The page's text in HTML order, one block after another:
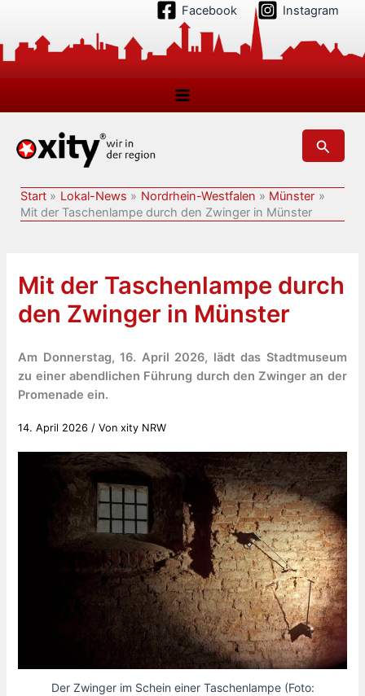
springen
Facebook Instagram
Suchen
Start Lokal-News Nordrhein-Westfalen
Münster
Mit der Taschenlampe durch den Zwinger in Münster
Mit der Taschenlampe durch
den Zwinger in Münster
Am Donnerstag, 16. April 2026, lädt das Stadtmuseum
zu einer abendlichen Führung durch den Zwinger an der
Promenade ein.
14. April 2026 / Vonxity NRW
Der Zwinger im Schein einer Taschenlampe (Foto: